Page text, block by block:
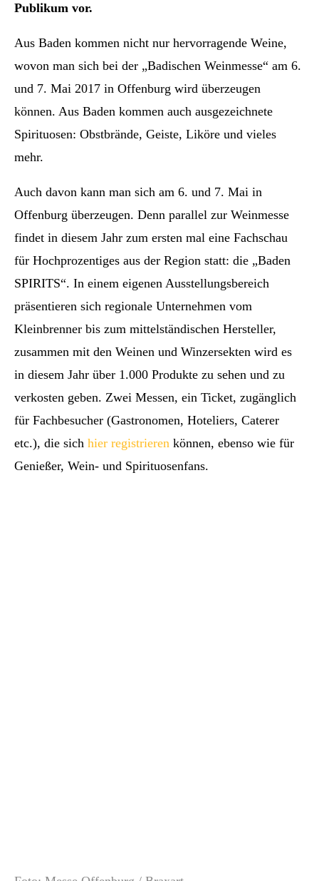
Publikum vor.
Aus Baden kommen nicht nur hervorragende Weine,
wovon man sich bei der „Badischen Weinmesse“ am 6.
und 7. Mai 2017 in Offenburg wird überzeugen
können. Aus Baden kommen auch ausgezeichnete
Spirituosen: Obstbrände, Geiste, Liköre und vieles
mehr.
Auch davon kann man sich am 6. und 7. Mai in
Offenburg überzeugen. Denn parallel zur Weinmesse
findet in diesem Jahr zum ersten mal eine Fachschau
für Hochprozentiges aus der Region statt: die „Baden
SPIRITS“. In einem eigenen Ausstellungsbereich
präsentieren sich regionale Unternehmen vom
Kleinbrenner bis zum mittelständischen Hersteller,
zusammen mit den Weinen und Winzersekten wird es
in diesem Jahr über 1.000 Produkte zu sehen und zu
verkosten geben. Zwei Messen, ein Ticket, zugänglich
für Fachbesucher (Gastronomen, Hoteliers, Caterer
etc.), die sich hier registrieren können, ebenso wie für
Genießer, Wein- und Spirituosenfans.